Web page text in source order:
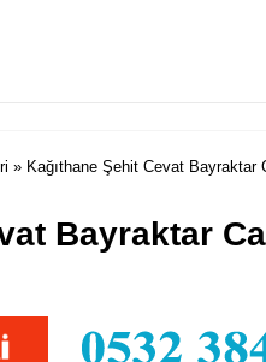
» Kağıthane Şehit Cevat Bayraktar
Bayraktar